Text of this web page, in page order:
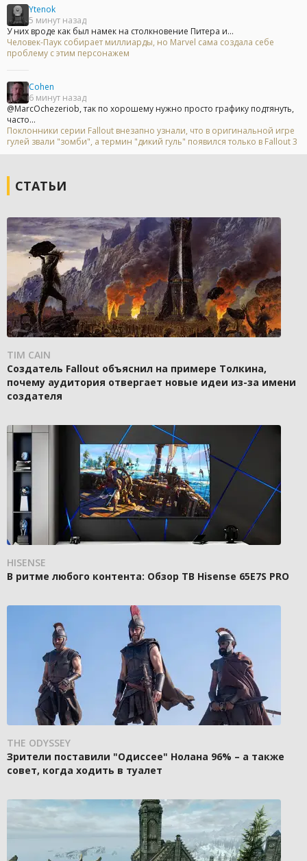
Ytenok
5 минут назад
У них вроде как был намек на столкновение Питера и...
Человек-Паук собирает миллиарды, но Marvel сама создала себе
проблему с этим персонажем
Cohen
6 минут назад
@MarcOchezeriob, так по хорошему нужно просто графику подтянуть,
часто...
Поклонники серии Fallout внезапно узнали, что в оригинальной игре
гулей звали "зомби", а термин "дикий гуль" появился только в Fallout 3
СТАТЬИ
TIM CAIN
Создатель Fallout объяснил на примере Толкина,
почему аудитория отвергает новые идеи из-за имени
создателя
HISENSE
В ритме любого контента: Обзор ТВ Hisense 65E7S PRO
THE ODYSSEY
Зрители поставили "Одиссее" Нолана 96% – а также
совет, когда ходить в туалет